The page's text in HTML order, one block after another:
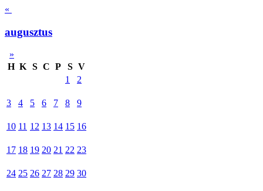
«
augusztus
»
H K S C P S V
1
2
3 4 5 6 7 8 9
10 11 12 13 14 15 16
17 18 19 20 21 22 23
24 25 26 27 28 29 30